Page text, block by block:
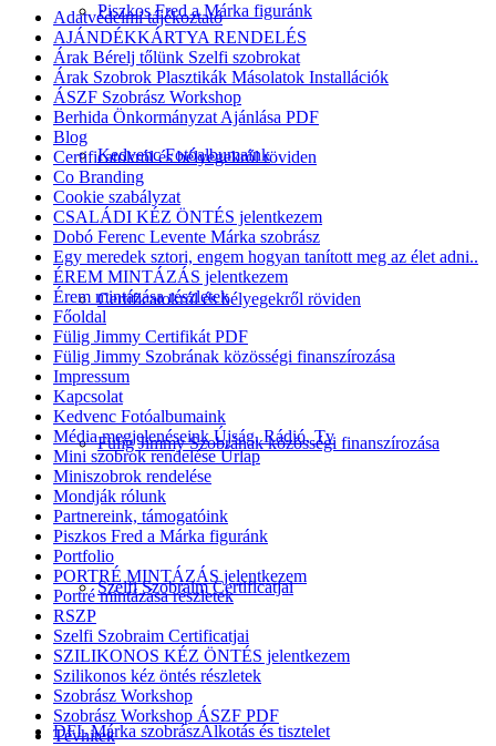
Piszkos Fred a Márka figuránk
Kedvenc Fotóalbumaink
Certificatokról és bélyegekről röviden
Fülig Jimmy Szobrának közösségi finanszírozása
Szelfi Szobraim Certificatjai
DFL Márka szobrászAlkotás és tisztelet
Adatvédelmi tájékoztató
AJÁNDÉKKÁRTYA RENDELÉS
Árak Bérelj tőlünk Szelfi szobrokat
Árak Szobrok Plasztikák Másolatok Installációk
ÁSZF Szobrász Workshop
Berhida Önkormányzat Ajánlása PDF
Blog
Certificatokról és bélyegekről röviden
Co Branding
Cookie szabályzat
CSALÁDI KÉZ ÖNTÉS jelentkezem
Dobó Ferenc Levente Márka szobrász
Egy meredek sztori, engem hogyan tanított meg az élet adni..
ÉREM MINTÁZÁS jelentkezem
Érem mintázása részletek
Főoldal
Fülig Jimmy Certifikát PDF
Fülig Jimmy Szobrának közösségi finanszírozása
Impressum
Kapcsolat
Kedvenc Fotóalbumaink
Média megjelenéseink Újság, Rádió, Tv
Mini szobrok rendelése Űrlap
Miniszobrok rendelése
Mondják rólunk
Partnereink, támogatóink
Piszkos Fred a Márka figuránk
Portfolio
PORTRÉ MINTÁZÁS jelentkezem
Portré mintázása részletek
RSZP
Szelfi Szobraim Certificatjai
SZILIKONOS KÉZ ÖNTÉS jelentkezem
Szilikonos kéz öntés részletek
Szobrász Workshop
Szobrász Workshop ÁSZF PDF
Tévhitek